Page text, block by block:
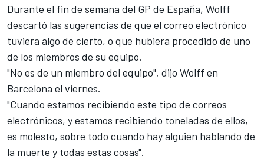
Durante el fin de semana del GP de España, Wolff
descartó las sugerencias de que el correo electrónico
tuviera algo de cierto, o que hubiera procedido de uno
de los miembros de su equipo.
"No es de un miembro del equipo", dijo Wolff en
Barcelona el viernes.
"Cuando estamos recibiendo este tipo de correos
electrónicos, y estamos recibiendo toneladas de ellos,
es molesto, sobre todo cuando hay alguien hablando de
la muerte y todas estas cosas".